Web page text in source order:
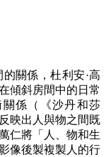
關係，杜利安·高
傾斜房間中的日常
係（《沙丹和莎
映出人與物之間既
仁將「人、物和生
像後製複製人的行